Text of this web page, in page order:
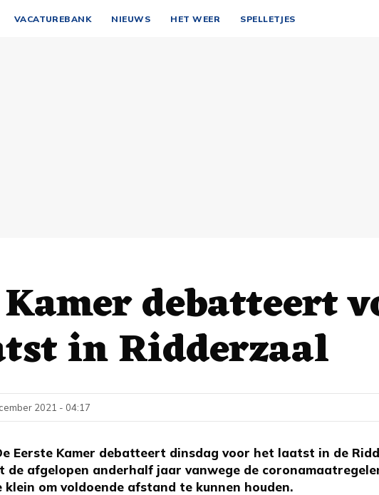
VACATUREBANK NIEUWS HET WEER SPELLETJES
debatteert
in Ridderzaal
Eerste Kamer debatteert dinsdag voor het laatst in de
de afgelopen anderhalf jaar vanwege de
om voldoende afstand te kunnen houden.
2021 - 04:17